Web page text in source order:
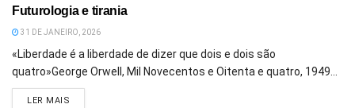
Futurologia e tirania
31 DE JANEIRO, 2026
«Liberdade é a liberdade de dizer que dois e dois são
quatro»George Orwell, Mil Novecentos e Oitenta e quatro, 1949...
LER MAIS